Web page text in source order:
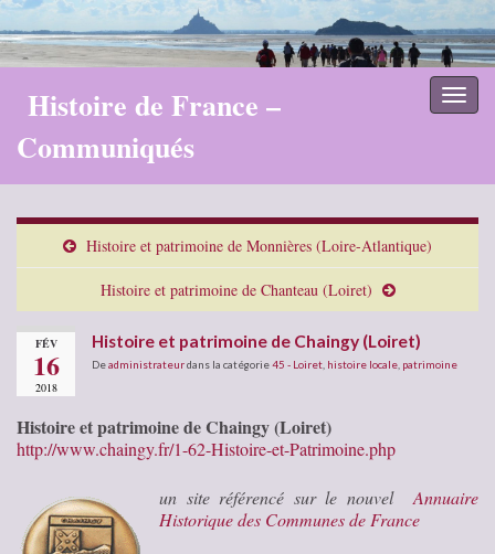
Histoire de France –
Communiqués
Histoire et patrimoine de Monnières (Loire-Atlantique)
Histoire et patrimoine de Chanteau (Loiret)
FÉV
16
2018
Histoire et patrimoine de Chaingy (Loiret)
Deadministrateurdans la catégorie45 - Loiret histoire locale patrimoine
Histoire et patrimoine de Chaingy (Loiret)
http://www.chaingy.fr/1-62-Histoire-et-Patrimoine.php
un site référencé sur le nouvel Annuaire
Historique des Communes de France